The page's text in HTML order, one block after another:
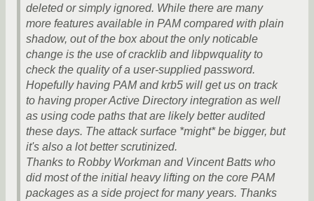
deleted or simply ignored. While there are many
more features available in PAM compared with plain
shadow, out of the box about the only noticable
change is the use of cracklib and libpwquality to
check the quality of a user-supplied password.
Hopefully having PAM and krb5 will get us on track
to having proper Active Directory integration as well
as using code paths that are likely better audited
these days. The attack surface *might* be bigger, but
it's also a lot better scrutinized.
Thanks to Robby Workman and Vincent Batts who
did most of the initial heavy lifting on the core PAM
packages as a side project for many years. Thanks